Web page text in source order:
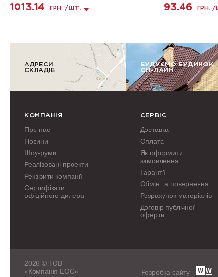
1013.14 ГРН. / ШТ. 93.46 ГРН. /
АДРЕСИ
СКЛАДІВ
БУДУЄМО БУДИНОК
ОН-ЛАЙН
КОМПАНІЯ
Про нас
Новини
Шоу-руми
Реалізовані проекти
Реквізити компанії
Сертифікати
офіційного дилера
СЕРВІС
Доставка
Оплата
Як оформити
замовлення
Гарантії
Обмін та повернення
Розрахунок матеріалів
Договір публічної
оферти
2026 © ТОВ
«Компанія ЕОС»
Розробка сайту -